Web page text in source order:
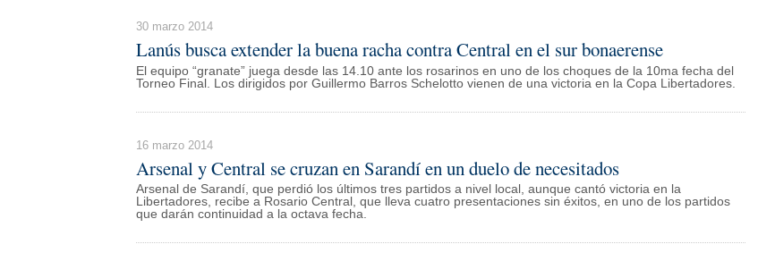
30 marzo 2014
Lanús busca extender la buena racha contra Central en el sur bonaerense
El equipo “granate” juega desde las 14.10 ante los rosarinos en uno de los choques de la 10ma fecha del
Torneo Final. Los dirigidos por Guillermo Barros Schelotto vienen de una victoria en la Copa Libertadores.
16 marzo 2014
Arsenal y Central se cruzan en Sarandí en un duelo de necesitados
Arsenal de Sarandí, que perdió los últimos tres partidos a nivel local, aunque cantó victoria en la
Libertadores, recibe a Rosario Central, que lleva cuatro presentaciones sin éxitos, en uno de los partidos
que darán continuidad a la octava fecha.